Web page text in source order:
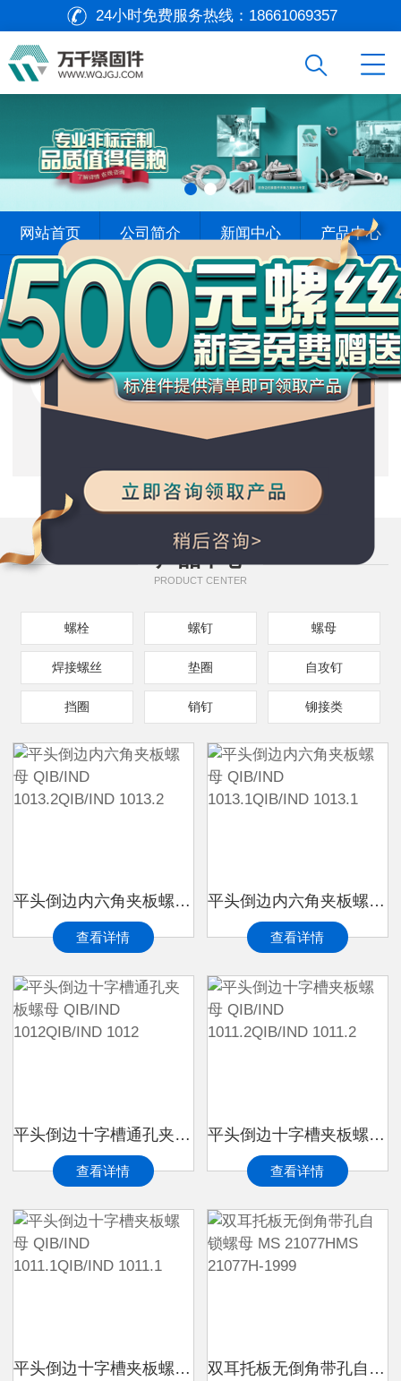
24小时免费服务热线： 18661069357
网站首页 公司简介 新闻中心 产品中心
查找标准 标杆案例 在线留言 联系我们
产品中心
PRODUCT CENTER
螺栓 螺钉 螺母
焊接螺丝 垫圈 自攻钉
挡圈 销钉 铆接类
平头倒边内六角夹板螺母 QIB/IND 1013.2QIB/IND 1013.2
查看详情
平头倒边内六角夹板螺母 QIB/IND 1013.1QIB/IND 1013.1
查看详情
平头倒边十字槽通孔夹板螺母 QIB/IND 1012QIB/IND 1012
查看详情
平头倒边十字槽夹板螺母 QIB/IND 1011.2QIB/IND 1011.2
查看详情
平头倒边十字槽夹板螺母 QIB/IND 1011.1QIB/IND 1011.1 双耳托板无倒角带孔自锁螺母 MS 21077HMS 21077H-1999
工
品